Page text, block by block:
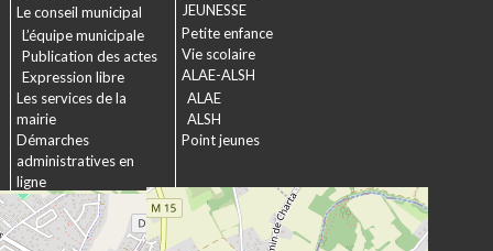
Le conseil municipal
L’équipe municipale
Publication des actes
Expression libre
Les services de la
mairie
Démarches
administratives en
ligne
Formulaires
Marchés publics
JEUNESSE
Petite enfance
Vie scolaire
ALAE-ALSH
ALAE
ALSH
Point jeunes
SOCIAL &
SOLIDARITÉ